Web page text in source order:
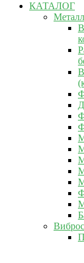
КАТАЛОГ